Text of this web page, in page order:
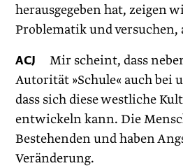
herausgegeben hat, zeigen
Problematik und versuchen,
ACJ Mir scheint, dass
Autorität »Schule« auch bei
dass sich diese westliche
entwickeln kann. Die
Bestehenden und haben
Veränderung.